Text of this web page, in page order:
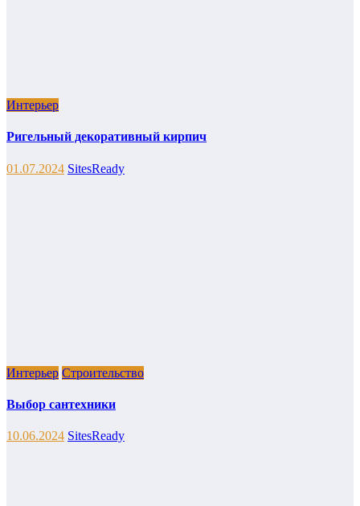
Интерьер
Ригельный декоративный кирпич
01.07.2024 SitesReady
Интерьер Строительство
Выбор сантехники
10.06.2024 SitesReady